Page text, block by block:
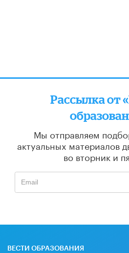
Рассылка от
Мы отправляем
актуальных материалов
во вторник и
ВЕСТИ ОБРАЗОВАНИЯ